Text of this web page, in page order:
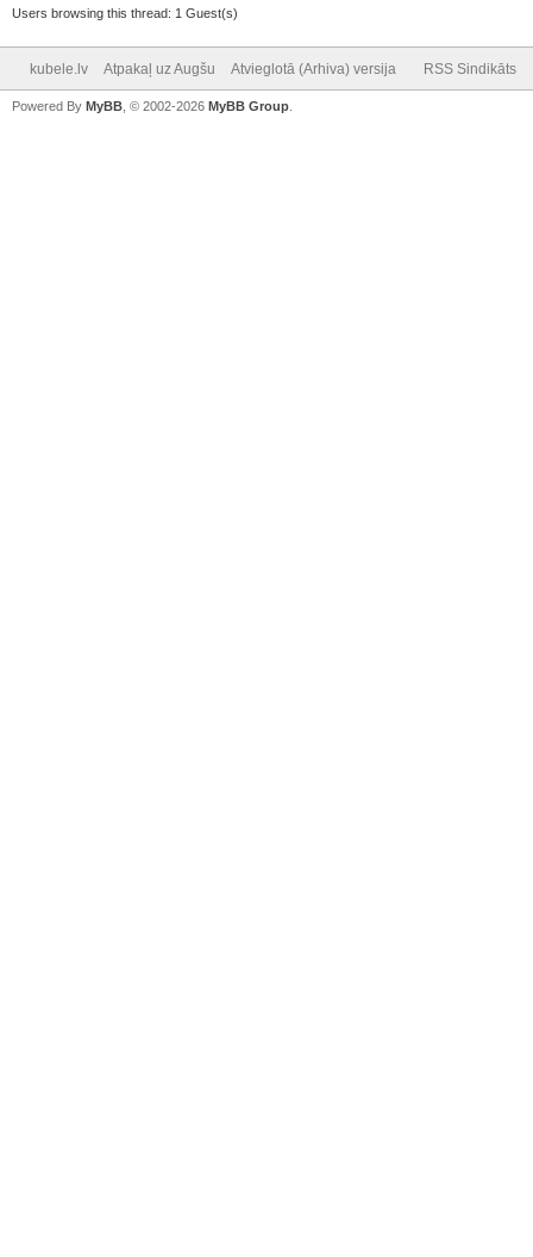
Users browsing this thread: 1 Guest(s)
kubele.lv Atpakaļ uz Augšu Atvieglotā (Arhiva) versija RSS Sindikāts
Powered By MyBB , © 2002-2026 MyBB Group